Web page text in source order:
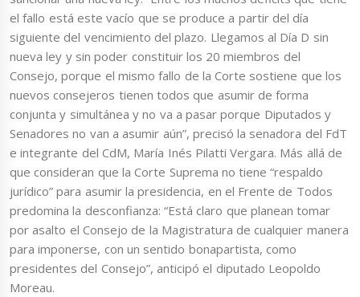
el fallo está este vacío que se produce a partir del día
siguiente del vencimiento del plazo. Llegamos al Día D sin
nueva ley y sin poder constituir los 20 miembros del
Consejo, porque el mismo fallo de la Corte sostiene que los
nuevos consejeros tienen todos que asumir de forma
conjunta y simultánea y no va a pasar porque Diputados y
Senadores no van a asumir aún”, precisó la senadora del FdT
e integrante del CdM, María Inés Pilatti Vergara. Más allá de
que consideran que la Corte Suprema no tiene “respaldo
jurídico” para asumir la presidencia, en el Frente de Todos
predomina la desconfianza: “Está claro que planean tomar
por asalto el Consejo de la Magistratura de cualquier manera
para imponerse, con un sentido bonapartista, como
presidentes del Consejo”, anticipó el diputado Leopoldo
Moreau.